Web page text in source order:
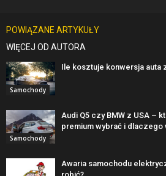
POWIĄZANE ARTYKUŁY
WIĘCEJ OD AUTORA
Samochody
Ile kosztuje konwersja auta
Samochody
Audi Q5 czy BMW z USA –
premium wybrać i dlaczego
Awaria samochodu